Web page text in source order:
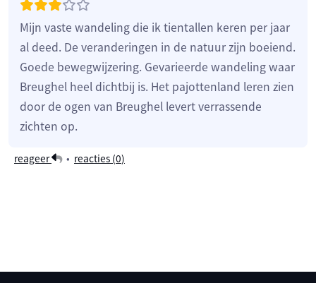
Mijn vaste wandeling die ik tientallen keren per jaar
al deed. De veranderingen in de natuur zijn boeiend.
Goede bewegwijzering. Gevarieerde wandeling waar
Breughel heel dichtbij is. Het pajottenland leren zien
door de ogen van Breughel levert verrassende
zichten op.
reageer • reacties (0)